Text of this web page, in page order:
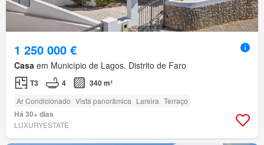
1 250 000 €
Casa em Município de Lagos, Distrito de Faro
T3 4 340 m²
Ar Condicionado Vista panorâmica Lareira Terraço
Há 30+ dias
LUXURYESTATE